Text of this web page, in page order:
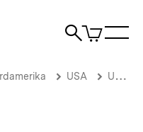
Suche
Artikel
im
USA US-Präsidentschaftswahlen